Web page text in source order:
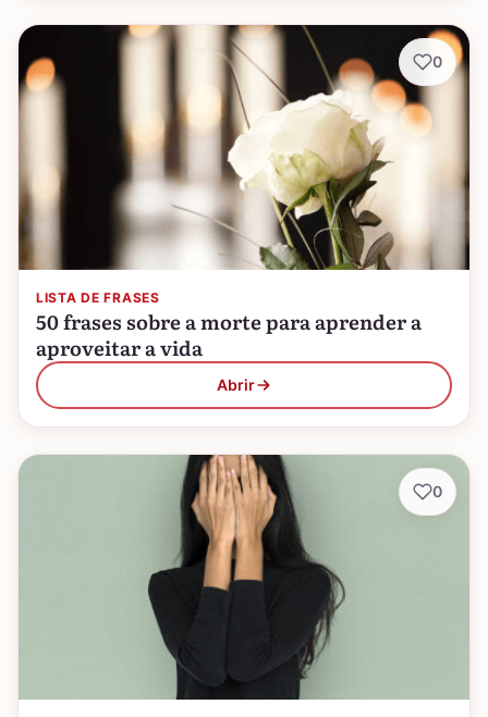
LISTA DE FRASES
50 frases sobre a morte para aprender a
aproveitar a vida
Abrir
0
0